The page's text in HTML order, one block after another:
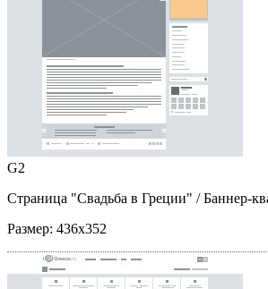
G2
Страница "Свадьба в Греции" / Баннер-
Размер: 436x352